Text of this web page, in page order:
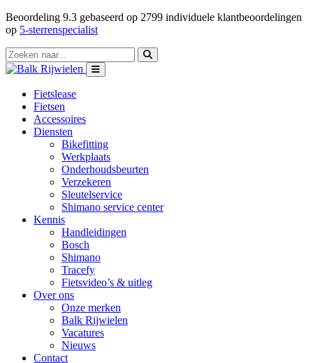
Beoordeling 9.3 gebaseerd op 2799 individuele klantbeoordelingen
op 5-sterrenspecialist
Fietslease
Fietsen
Accessoires
Diensten
Bikefitting
Werkplaats
Onderhoudsbeurten
Verzekeren
Sleutelservice
Shimano service center
Kennis
Handleidingen
Bosch
Shimano
Tracefy
Fietsvideo’s & uitleg
Over ons
Onze merken
Balk Rijwielen
Vacatures
Nieuws
Contact